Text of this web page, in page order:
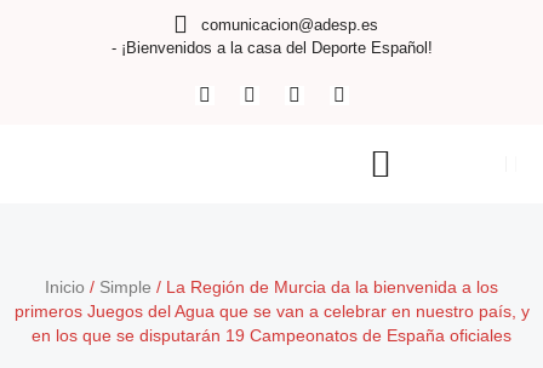
comunicacion@adesp.es
- ¡Bienvenidos a la casa del Deporte Español!
Inicio / Simple / La Región de Murcia da la bienvenida a los
primeros Juegos del Agua que se van a celebrar en nuestro país, y
en los que se disputarán 19 Campeonatos de España oficiales